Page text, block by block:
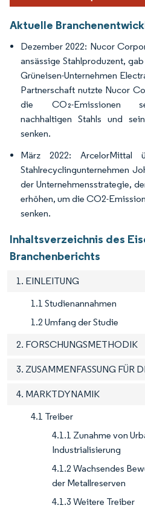
Aktuelle
Dezember 2022: Nucor
ansässige Stahlproduzent,
Grüneisen-Unternehmen
Partnerschaft nutzte Nucor
die CO₂-Emissionen
nachhaltigen Stahls und
senken.
März 2022: ArcelorMittal
Stahlrecyclingunternehmen
der Unternehmensstrategie,
erhöhen, um die CO2-
senken.
Inhaltsverzeichnis des
Branchenberichts
1. EINLEITUNG
1.1 Studienannahmen
1.2 Umfang der Studie
2. FORSCHUNGSMETHODIK
3. ZUSAMMENFASSUNG FÜR
4. MARKTDYNAMIK
4.1 Treiber
4.1.1 Zunahme von
Industrialisierung
4.1.2 Wachsendes
der Metallreserven
4.1.3 Weitere Treiber